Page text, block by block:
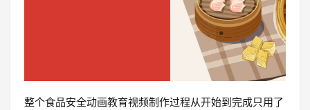
整个食品安全动画教育视频制作过程从开始到完成只用了